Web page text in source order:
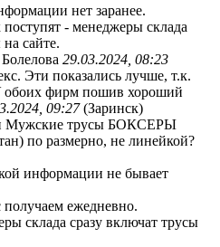
нет заранее.
- менеджеры склада
сайте.
29.03.2024, 08:23
Эти показались лучше, т.к.
обоих фирм пошив хороший
09:27 (Заринск)
Мужские трусы БОКСЕРЫ
по размерно, не линейкой?
информации не бывает
ежедневно.
склада сразу включат трусы